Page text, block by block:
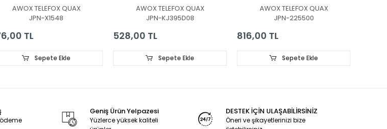
LED BAR
AWOX TELEFOX QUAX
JPN-X1548
TL
Sepete Ekle
03, KJ395D08-ZC22AG-
03A, BACKLIGHT
AWOX TELEFOX QUAX
JPN-KJ395D08
528,00 TL
Sepete Ekle
BACKLIGHTAWOX TELEFOX QUAX
JPN-225500
816,00 TL
Sepete Ekle
Geniş Ürün Yelpazesi
Yüzlerce yüksek kaliteli
DESTEK İÇİN ULAŞABİLİRSİNİZ
Öneri ve şikayetlerinizi bize